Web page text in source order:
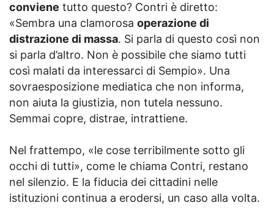
conviene tutto questo? Contri è diretto:
«Sembra una clamorosa operazione di
distrazione di massa. Si parla di questo così non
si parla d’altro. Non è possibile che siamo tutti
così malati da interessarci di Sempio». Una
sovraesposizione mediatica che non informa,
non aiuta la giustizia, non tutela nessuno.
Semmai copre, distrae, intrattiene.
Nel frattempo, «le cose terribilmente sotto gli
occhi di tutti», come le chiama Contri, restano
nel silenzio. E la fiducia dei cittadini nelle
istituzioni continua a erodersi, un caso alla volta.